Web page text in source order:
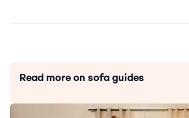
Read more on sofa guides